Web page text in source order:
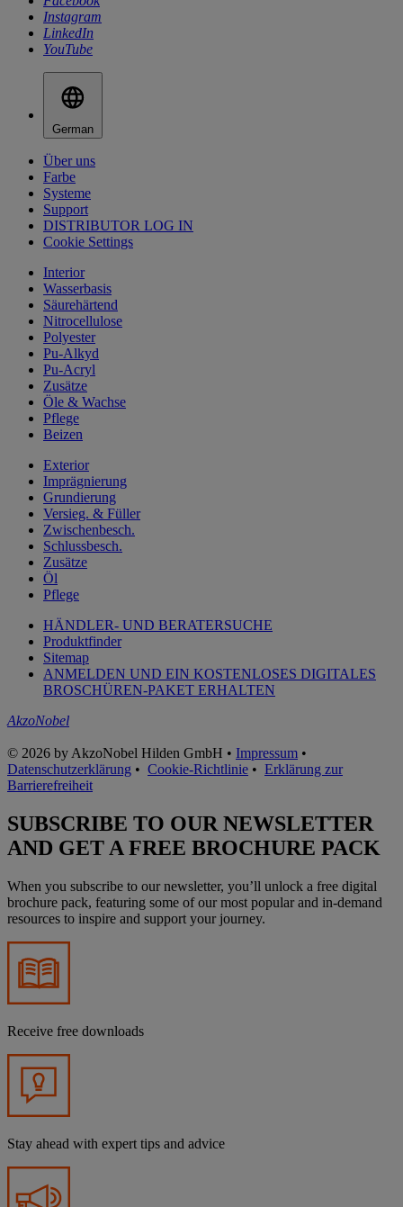
Instagram
LinkedIn
YouTube
German
Über uns
Farbe
Systeme
Support
DISTRIBUTOR LOG IN
Cookie Settings
Interior
Wasserbasis
Säurehärtend
Nitrocellulose
Polyester
Pu-Alkyd
Pu-Acryl
Zusätze
Öle & Wachse
Pflege
Beizen
Exterior
Imprägnierung
Grundierung
Versieg. & Füller
Zwischenbesch.
Schlussbesch.
Zusätze
Öl
Pflege
HÄNDLER- UND BERATERSUCHE
Produktfinder
Sitemap
ANMELDEN UND EIN KOSTENLOSES DIGITALES
BROSCHÜREN-PAKET ERHALTEN
AkzoNobel
© 2026 by AkzoNobel Hilden GmbH • Impressum •
Datenschutzerklärung • Cookie-Richtlinie • Erklärung zur
Barrierefreiheit
SUBSCRIBE TO OUR NEWSLETTER
AND GET A FREE BROCHURE PACK
When you subscribe to our newsletter, you’ll unlock a free digital
brochure pack, featuring some of our most popular and in-demand
resources to inspire and support your journey.
Receive free downloads
Stay ahead with expert tips and advice